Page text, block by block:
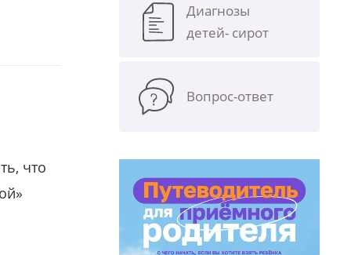
что
Диагнозы
детей- сирот
Вопрос-ответ